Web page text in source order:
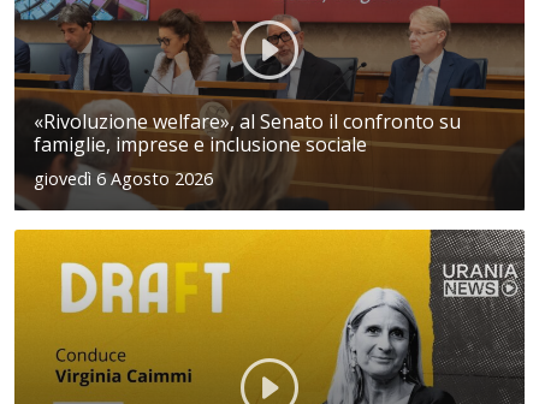
«Rivoluzione welfare», al Senato il confronto su
famiglie, imprese e inclusione sociale
giovedì 6 Agosto 2026